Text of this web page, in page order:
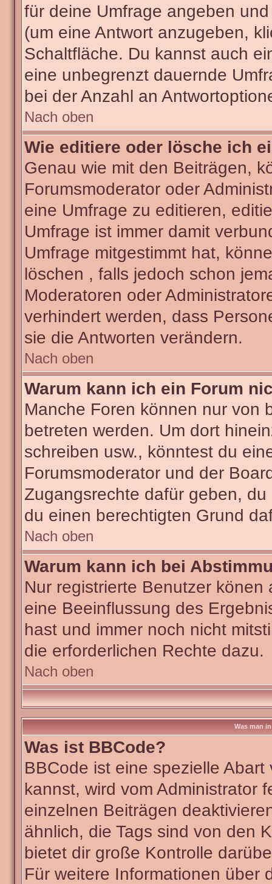
für deine Umfrage angeben
(um eine Antwort anzugeben,
Schaltfläche. Du kannst auch
eine unbegrenzt dauernde
bei der Anzahl an
Nach oben
Wie editiere oder lösche ich
Genau wie mit den Beiträgen,
Forumsmoderator oder
eine Umfrage zu editieren,
Umfrage ist immer damit
Umfrage mitgestimmt hat,
löschen , falls jedoch schon
Moderatoren oder
verhindert werden, dass
sie die Antworten verändern.
Nach oben
Warum kann ich ein Forum
Manche Foren können nur von
betreten werden. Um dort
schreiben usw., könntest du
Forumsmoderator und der
Zugangsrechte dafür geben,
du einen berechtigten Grund
Nach oben
Warum kann ich bei
Nur registrierte Benutzer
eine Beeinflussung des
hast und immer noch nicht
die erforderlichen Rechte dazu.
Nach oben
Was man
Was ist BBCode?
BBCode ist eine spezielle
kannst, wird vom Administrator
einzelnen Beiträgen
ähnlich, die Tags sind von den
bietet dir große Kontrolle
Für weitere Informationen über